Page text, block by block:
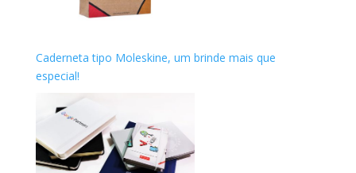
Caderneta tipo Moleskine, um brinde mais que
especial!